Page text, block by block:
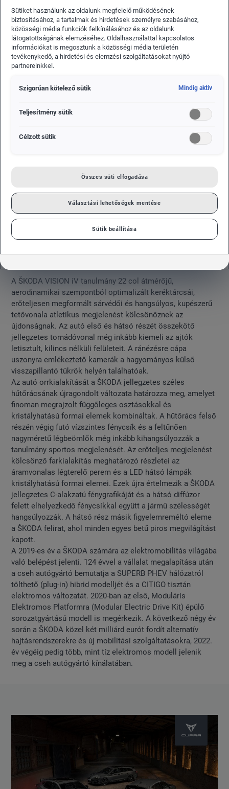
tanulmányautóját, amely a márka következő lépése
az elektromos mobilitás irányába. Előzetesen két
vázlatot tett közzé a márka, amelyekkel fel szeretné
kelteni az ügyfelek érdeklődését az első Moduláris
Elektromos Platformra (Modular Electric Drive Kit)
épülő modellje iránt. A négyajtós crossover kupé
formavilágát sportos és érzelemgazdag
A ŠKODA VISION iV tanulmány 22 col átmérőjű,
aerodinamikai szempontból optimalizált keréktárcsái,
erőteljesen megformált sárvédői és hangsúlyos, kupészerű
tetővonala atletikus megjelenést kölcsönöznek az
újdonságnak. Az autó első és hátsó részét összekötő
jellegzetes tornádóvonal még inkább kiemeli az ajtók
letisztult, kilincs nélküli felületeit. A ránézésre cápa
uszonyra emlékeztető kamerák a hagyományos külső
visszapillantó tükrök helyén találhatóak.
Az autó orrkialakítását a ŠKODA jellegzetes széles
hűtőrácsának újragondolt változata határozza meg, amelyet
finoman megrajzolt függőleges osztásokkal és
kristályhatású formai elemek kombináltak. A hűtőrács felső
részén végig futó vízszintes fénycsík és a feltűnően
nagyméretű légbeömlők még inkább kihangsúlyozzák a
tanulmány sportos megjelenését. Az erőteljes megjelenést
kölcsönző farkialakítás meghatározó részletei az
áramvonalas légterelő perem és a LED hátsó lámpák
kristályhatású formai elemei. Ezek újra értelmezik a ŠKODA
jellegzetes C-alakzatú fénygrafikáját és a hátsó diffúzor
felett elhelyezkedő fénycsíkkal együtt a jármű szélességét
hangsúlyozzák. A hátsó rész másik figyelemreméltó eleme
a ŠKODA felirat, ahol minden egyes betű piros megvilágítást
kapott.
A 2019-es év a ŠKODA számára az elektromobilitás világába
való belépést jelenti. 124 évvel a vállalat megalapítása után
a cseh autógyártó bemutatja a SUPERB PHEV hálózatról
tölthető (plug-in) hibrid modelljét és a CITIGO tisztán
elektromos változatát. 2020-ban az első, Moduláris
Elektromos Platformra (Modular Electric Drive Kit) épülő
sorozatgyártású modell is megérkezik. A következő négy év
során a ŠKODA közel két milliárd eurót fordít alternatív
hajtásrendszerekre és új mobilitási szolgáltatásokra, 2022.
év végéig pedig több, mint tíz elektromos modell jelenik
meg a cseh autógyártó kínálatában.
Sütiket használunk az oldalunk megfelelő működésének
biztosításához, a tartalmak és hirdetések személyre szabásához,
közösségi média funkciók felkínálásához és az oldalunk
látogatottságának elemzéséhez. Oldalhasználattal kapcsolatos
információkat is megosztunk a közösségi média területén
tevékenykedő, a hirdetési és elemzési szolgáltatásokat nyújtó
partnereinkkel.
Szigorúan kötelező sütik Mindig aktív
Teljesítmény sütik
Célzott sütik
Összes süti elfogadása
Választási lehetőségek mentése
Sütik beállítása